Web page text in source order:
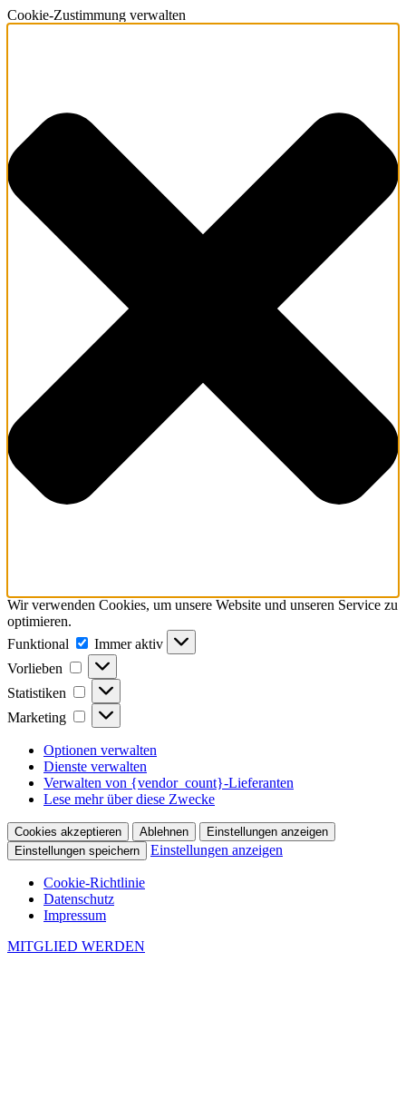
Cookie-Zustimmung verwalten
Wir verwenden Cookies, um unsere Website und unseren Service zu
optimieren.
Funktional
Funktional
Immer aktiv
Vorlieben
Vorlieben
Statistiken Statistiken
Marketing Marketing
Optionen verwalten
Dienste verwalten
Verwalten von {vendor_count}-Lieferanten
Lese mehr über diese Zwecke
Cookies akzeptieren Ablehnen
Einstellungen anzeigen
Einstellungen speichern
Einstellungen anzeigen
Cookie-Richtlinie
Datenschutz
Impressum
MITGLIED WERDEN